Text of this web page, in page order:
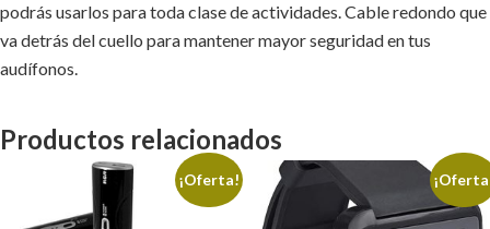
podrás usarlos para toda clase de actividades. Cable redondo que
va detrás del cuello para mantener mayor seguridad en tus
audífonos.
Productos relacionados
¡Oferta!